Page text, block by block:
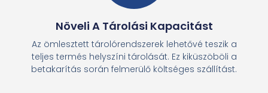
Növeli A Tárolási Kapacitást
Az ömlesztett tárolórendszerek lehetővé teszik a
teljes termés helyszíni tárolását. Ez kiküszöböli a
betakarítás során felmerülő költséges szállítást.